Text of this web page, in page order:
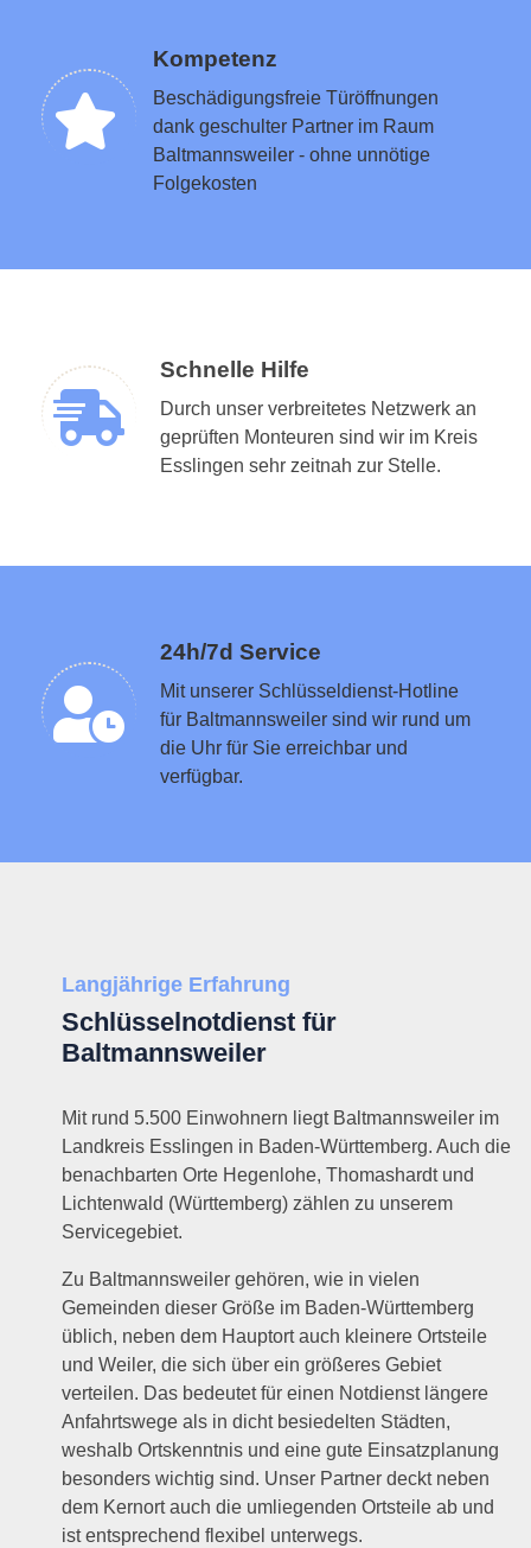
Kompetenz
Beschädigungsfreie Türöffnungen
dank geschulter Partner im Raum
Baltmannsweiler - ohne unnötige
Folgekosten
Schnelle Hilfe
Durch unser verbreitetes Netzwerk an
geprüften Monteuren sind wir im Kreis
Esslingen sehr zeitnah zur Stelle.
24h/7d Service
Mit unserer Schlüsseldienst-Hotline
für Baltmannsweiler sind wir rund um
die Uhr für Sie erreichbar und
verfügbar.
Schlüsseldienst in der Nähe vermitteln
Langjährige Erfahrung
Schlüsselnotdienst für
Baltmannsweiler
Mit rund 5.500 Einwohnern liegt Baltmannsweiler im
Landkreis Esslingen in Baden-Württemberg. Auch die
benachbarten Orte Hegenlohe, Thomashardt und
Lichtenwald (Württemberg) zählen zu unserem
Servicegebiet.
Zu Baltmannsweiler gehören, wie in vielen
Gemeinden dieser Größe im Baden-Württemberg
üblich, neben dem Hauptort auch kleinere Ortsteile
und Weiler, die sich über ein größeres Gebiet
verteilen. Das bedeutet für einen Notdienst längere
Anfahrtswege als in dicht besiedelten Städten,
weshalb Ortskenntnis und eine gute Einsatzplanung
besonders wichtig sind. Unser Partner deckt neben
dem Kernort auch die umliegenden Ortsteile ab und
ist entsprechend flexibel unterwegs.